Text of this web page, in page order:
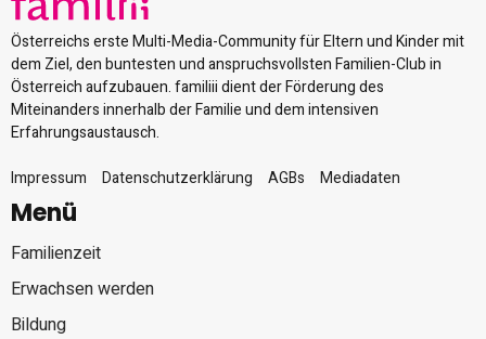
Österreichs erste Multi-Media-Community für Eltern und Kinder mit
dem Ziel, den buntesten und anspruchsvollsten Familien-Club in
Österreich aufzubauen. familiii dient der Förderung des
Miteinanders innerhalb der Familie und dem intensiven
Erfahrungsaustausch.
Impressum
Datenschutzerklärung AGBs Mediadaten
Menü
Familienzeit
Erwachsen werden
Bildung